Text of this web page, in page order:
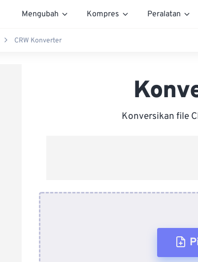
Mengubah Kompres Peralatan
CRW Konverter
Konversikan file